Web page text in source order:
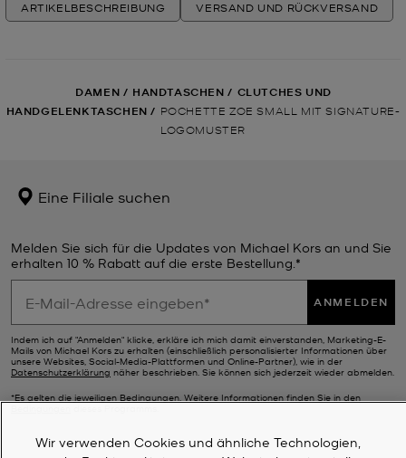
ARTIKELBESCHREIBUNG VERSAND UND RÜCKVERSAND
DAMEN / HANDTASCHEN / CLUTCHES UND
HANDGELENKTASCHEN / POCHETTE ZOE SMALL MIT SIGNATURE-
LOGOMUSTER
Eine Filiale suchen
Melden Sie sich für die Updates von Michael Kors an und Sie
erhalten 10 % Rabatt auf die erste Bestellung.*
ANMELDEN
Indem ich auf "Anmelden" klicke, erkläre ich mich damit einverstanden, Marketing-E-
Mails von Michael Kors zu erhalten (einschließlich personalisierter Informationen über
unsere Websites, Social-Media-Plattformen und Online-Partner), wie in der
Datenschutzerklärung näher beschrieben. Sie können sich jederzeit wieder abmelden.
*Es gelten die jeweiligen Bedingungen. Weitere Informationen finden Sie in den
Wir verwenden Cookies und ähnliche Technologien,